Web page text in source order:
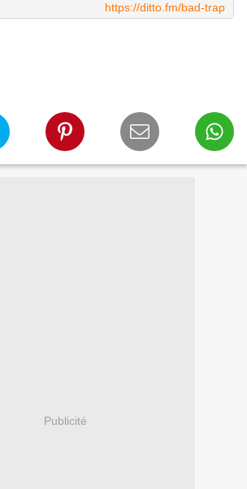
https://ditto.fm/bad-trap
Publicité